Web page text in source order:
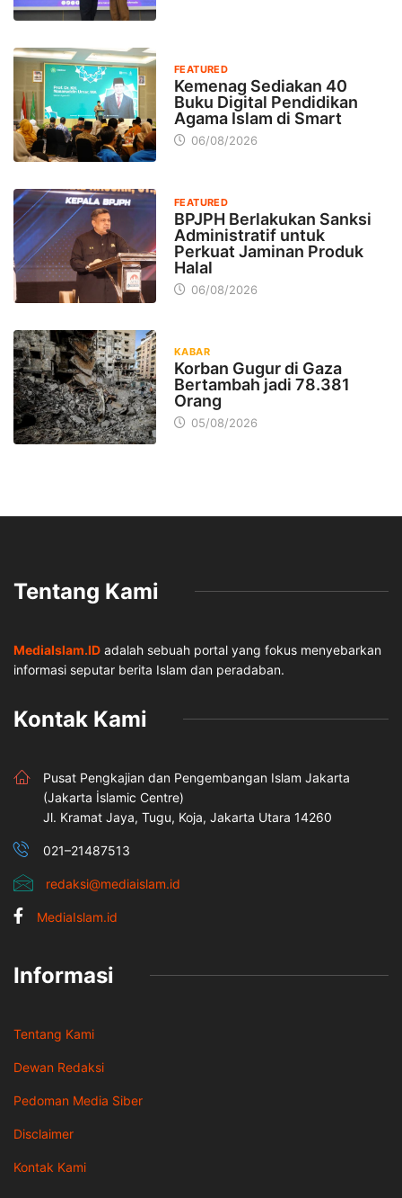
FEATURED
Kemenag Sediakan 40
Buku Digital Pendidikan
Agama Islam di Smart
06/08/2026
FEATURED
BPJPH Berlakukan Sanksi
Administratif untuk
Perkuat Jaminan Produk
Halal
06/08/2026
KABAR
Korban Gugur di Gaza
Bertambah jadi 78.381
Orang
05/08/2026
Tentang Kami
MediaIslam.ID adalah sebuah portal yang fokus menyebarkan
informasi seputar berita Islam dan peradaban.
Kontak Kami
Pusat Pengkajian dan Pengembangan Islam Jakarta
(Jakarta İslamic Centre)
Jl. Kramat Jaya, Tugu, Koja, Jakarta Utara 14260
021–21487513
redaksi@mediaislam.id
MediaIslam.id
Informasi
Tentang Kami
Dewan Redaksi
Pedoman Media Siber
Disclaimer
Kontak Kami